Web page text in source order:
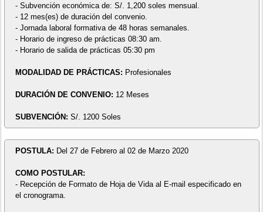
- Subvención económica de: S/. 1,200 soles mensual.
- 12 mes(es) de duración del convenio.
- Jornada laboral formativa de 48 horas semanales.
- Horario de ingreso de prácticas 08:30 am.
- Horario de salida de prácticas 05:30 pm
MODALIDAD DE PRÁCTICAS: Profesionales
DURACIÓN DE CONVENIO: 12 Meses
SUBVENCIÓN: S/. 1200 Soles
POSTULA: Del 27 de Febrero al 02 de Marzo 2020
COMO POSTULAR:
- Recepción de Formato de Hoja de Vida al E-mail especificado en
el cronograma.